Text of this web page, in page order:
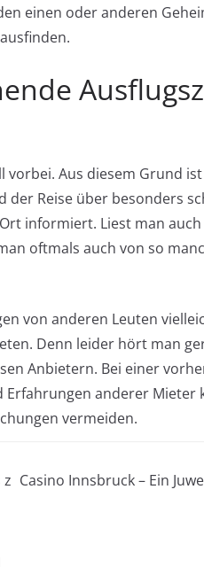
einen oder anderen
Aus diesem Grund ist
der Reise über besonders
informiert. Liest man
oftmals auch von so
von anderen Leuten
Denn leider hört man
Anbietern. Bei einer
anderer Mieter
vermeiden.
z Casino Innsbruck – Ein